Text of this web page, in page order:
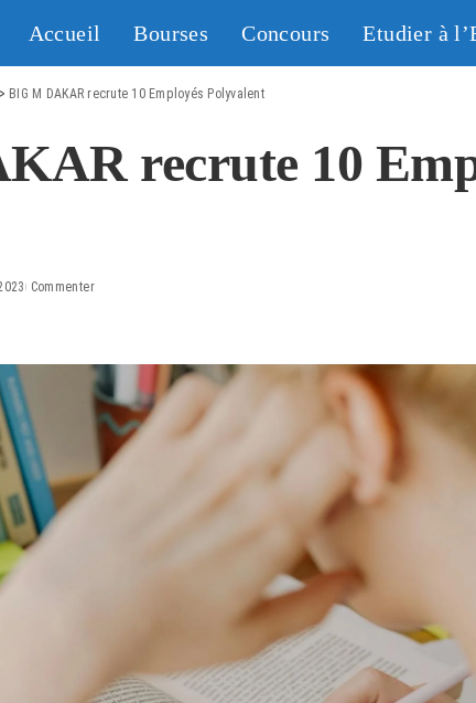
Accueil Bourses Concours Etudier à
> BIG M DAKAR recrute 10 Employés Polyvalent
recrute 10
Commenter